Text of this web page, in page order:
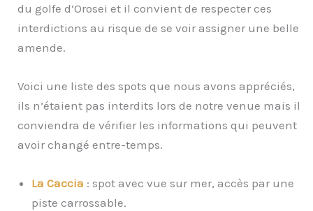
du golfe d’Orosei et il convient de respecter ces
interdictions au risque de se voir assigner une belle
amende.
Voici une liste des spots que nous avons appréciés,
ils n’étaient pas interdits lors de notre venue mais il
conviendra de vérifier les informations qui peuvent
avoir changé entre-temps.
La Caccia : spot avec vue sur mer, accès par une
piste carrossable.